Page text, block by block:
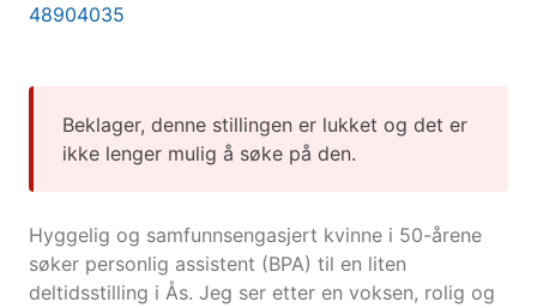
48904035
Beklager, denne stillingen er lukket og det er
ikke lenger mulig å søke på den.
Hyggelig og samfunnsengasjert kvinne i 50-årene
søker personlig assistent (BPA) til en liten
deltidsstilling i Ås. Jeg ser etter en voksen, rolig og